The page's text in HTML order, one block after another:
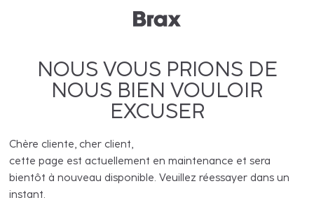
NOUS VOUS PRIONS DE
NOUS BIEN VOULOIR
EXCUSER
Chère cliente, cher client,
cette page est actuellement en maintenance et sera
bientôt à nouveau disponible. Veuillez réessayer dans un
instant.